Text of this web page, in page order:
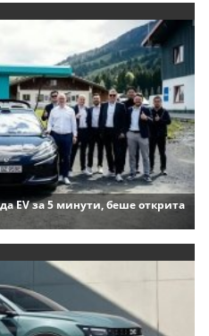
EV за 5 минути, беше открита